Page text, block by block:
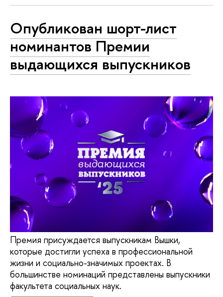
Опубликован шорт-лист
номинантов Премии
выдающихся выпускников
Премия присуждается выпускникам Вышки,
которые достигли успеха в профессиональной
жизни и социально-значимых проектах. В
большинстве номинаций представлены выпускники
факультета социальных наук.